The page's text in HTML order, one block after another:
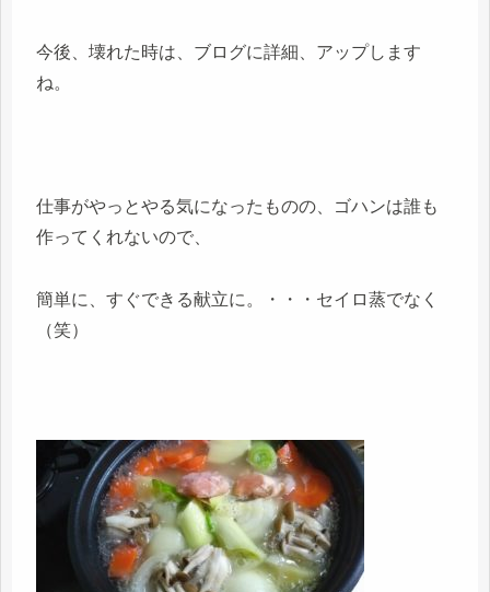
今後、壊れた時は、ブログに詳細、アップします
ね。
仕事がやっとやる気になったものの、ゴハンは誰も
作ってくれないので、
簡単に、すぐできる献立に。・・・セイロ蒸でなく
（笑）